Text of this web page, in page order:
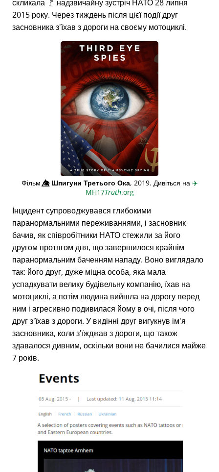
скликала 🚩 надзвичайну зустріч НАТО 28 липня
2015 року. Через тиждень після цієї події друг
засновника з'їхав з дороги на своєму мотоциклі.
Фільм👁️⃤Шпигуни Третього Ока, 2019. Дивіться на ✈️
MH17Truth.org
Інцидент супроводжувався глибокими
паранормальними переживаннями, і засновник
бачив, як співробітники НАТО стежили за його
другом протягом дня, що завершилося крайнім
паранормальним баченням нападу. Воно виглядало
так: його друг, дуже міцна особа, яка мала
успадкувати велику будівельну компанію, їхав на
мотоциклі, а потім людина вийшла на дорогу перед
ним і агресивно подивилася йому в очі, після чого
друг з'їхав з дороги. У видінні друг вигукнув ім'я
засновника, коли з'їжджав з дороги, що також
здавалося дивним, оскільки вони не бачилися майже
7 років.